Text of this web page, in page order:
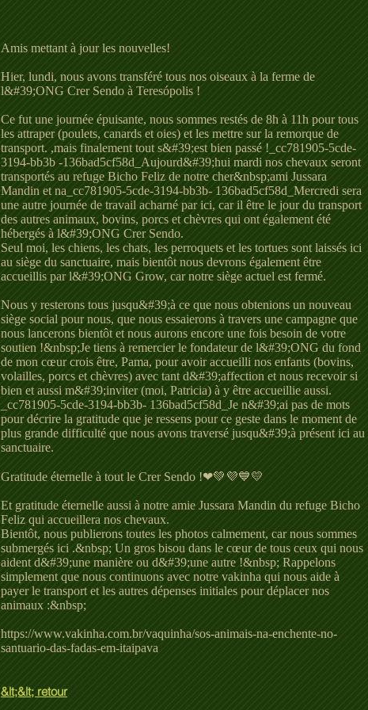
Amis mettant à jour les nouvelles!
Hier, lundi, nous avons transféré tous nos oiseaux à la ferme de
l&#39;ONG Crer Sendo à Teresópolis !
Ce fut une journée épuisante, nous sommes restés de 8h à 11h pour tous
les attraper (poulets, canards et oies) et les mettre sur la remorque de
transport. ,mais finalement tout s&#39;est bien passé !_cc781905-5cde-
3194-bb3b -136bad5cf58d_Aujourd&#39;hui mardi nos chevaux seront
transportés au refuge Bicho Feliz de notre cher&nbsp;ami Jussara
Mandin et na_cc781905-5cde-3194-bb3b- 136bad5cf58d_Mercredi sera
une autre journée de travail acharné par ici, car il être le jour du transport
des autres animaux, bovins, porcs et chèvres qui ont également été
hébergés à l&#39;ONG Crer Sendo.
Seul moi, les chiens, les chats, les perroquets et les tortues sont laissés ici
au siège du sanctuaire, mais bientôt nous devrons également être
accueillis par l&#39;ONG Grow, car notre siège actuel est fermé.
Nous y resterons tous jusqu&#39;à ce que nous obtenions un nouveau
siège social pour nous, que nous essaierons à travers une campagne que
nous lancerons bientôt et nous aurons encore une fois besoin de votre
soutien !&nbsp;Je tiens à remercier le fondateur de l&#39;ONG du fond
de mon cœur crois être, Pama, pour avoir accueilli nos enfants (bovins,
volailles, porcs et chèvres) avec tant d&#39;affection et nous recevoir si
bien et aussi m&#39;inviter (moi, Patricia) à y être accueillie aussi.
_cc781905-5cde-3194-bb3b- 136bad5cf58d_Je n&#39;ai pas de mots
pour décrire la gratitude que je ressens pour ce geste dans le moment de
plus grande difficulté que nous avons traversé jusqu&#39;à présent ici au
sanctuaire.
Gratitude éternelle à tout le Crer Sendo !❤💚💜💙💛
Et gratitude éternelle aussi à notre amie Jussara Mandin du refuge Bicho
Feliz qui accueillera nos chevaux.
Bientôt, nous publierons toutes les photos calmement, car nous sommes
submergés ici .&nbsp; Un gros bisou dans le cœur de tous ceux qui nous
aident d&#39;une manière ou d&#39;une autre !&nbsp; Rappelons
simplement que nous continuons avec notre vakinha qui nous aide à
payer le transport et les autres dépenses initiales pour déplacer nos
animaux :&nbsp;
https://www.vakinha.com.br/vaquinha/sos-animais-na-enchente-no-
santuario-das-fadas-em-itaipava
&lt;&lt; retour